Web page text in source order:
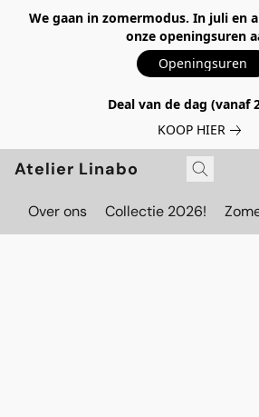
We gaan in zomermodus. In juli en
onze openingsuren
Openingsuren
Deal van de dag (vanaf
KOOP HIER
Atelier Linabo
Over ons Collectie 2026!